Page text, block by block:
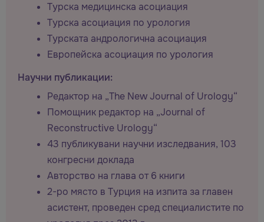
Турска медицинска асоциация
Турска асоциация по урология
Турската андрологична асоциация
Европейска асоциация по урология
Научни публикации:
Редактор на „The New Journal of Urology“
Помощник редактор на „Journal of
Reconstructive Urology“
43 публикувани научни изследвания, 103
конгресни доклада
Авторство на глава от 6 книги
2-ро място в Турция на изпита за главен
асистент, проведен сред специалистите по